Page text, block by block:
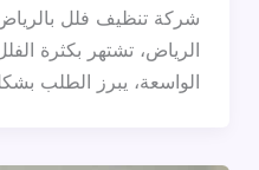
شركة تنظيف فلل
الرياض، تشتهر بكثرة
الواسعة، يبرز الطلب